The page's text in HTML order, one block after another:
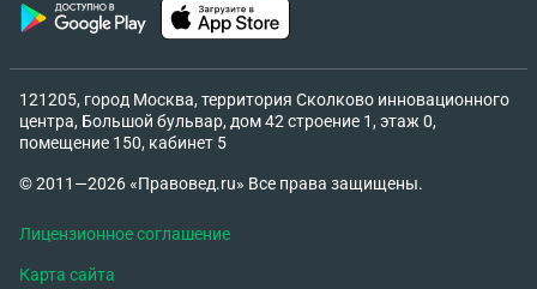
121205, город Москва, территория Сколково инновационного
центра, Большой бульвар, дом 42 строение 1, этаж 0,
помещение 150, кабинет 5
© 2011—2026 «Правовед.ru» Все права защищены.
Лицензионное соглашение
Карта сайта